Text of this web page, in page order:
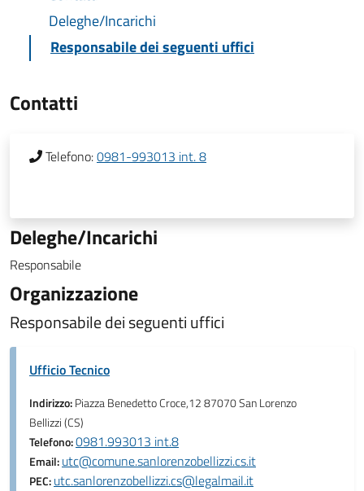
Deleghe/Incarichi
Responsabile dei seguenti uffici
Contatti
Telefono:0981-993013 int. 8
Deleghe/Incarichi
Responsabile
Organizzazione
Responsabile dei seguenti uffici
Ufficio Tecnico
Indirizzo:Piazza Benedetto Croce,12 87070 San Lorenzo
Bellizzi (CS)
Telefono:0981.993013 int.8
Email:utc@comune.sanlorenzobellizzi.cs.it
PEC:utc.sanlorenzobellizzi.cs@legalmail.it